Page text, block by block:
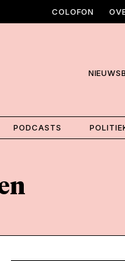
COLOFON
PODCASTS